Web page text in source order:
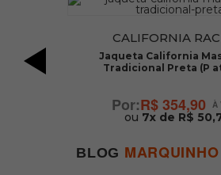
CALIFORNIA
Jaqueta California
Tradicional Preta (P
R$ 354,90
ou 7x de R$
BLOG MARQUINHO